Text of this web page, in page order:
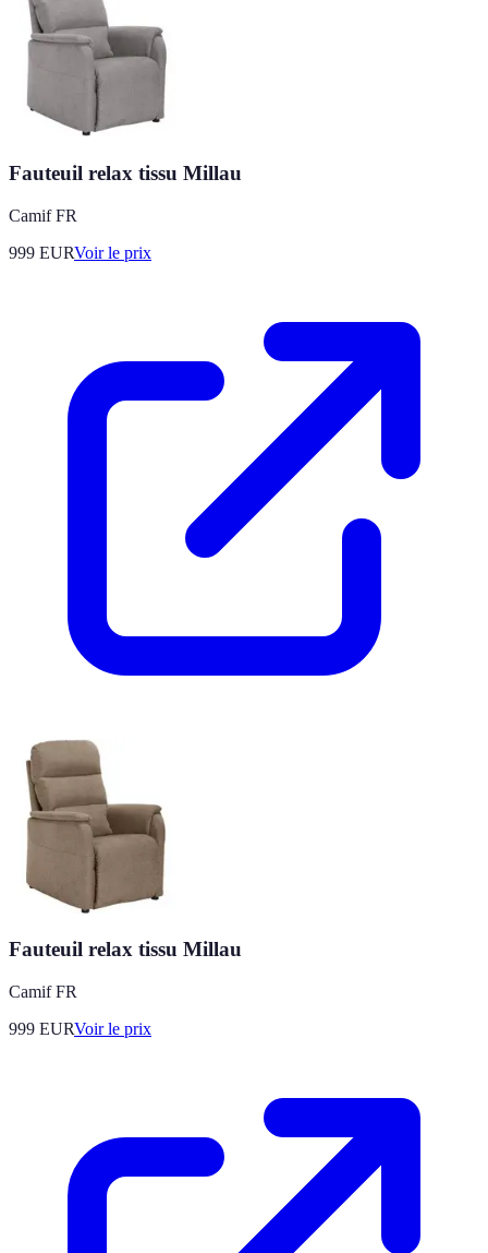
Fauteuil relax tissu Millau
Camif FR
999 EURVoir le prix
Fauteuil relax tissu Millau
Camif FR
999 EURVoir le prix